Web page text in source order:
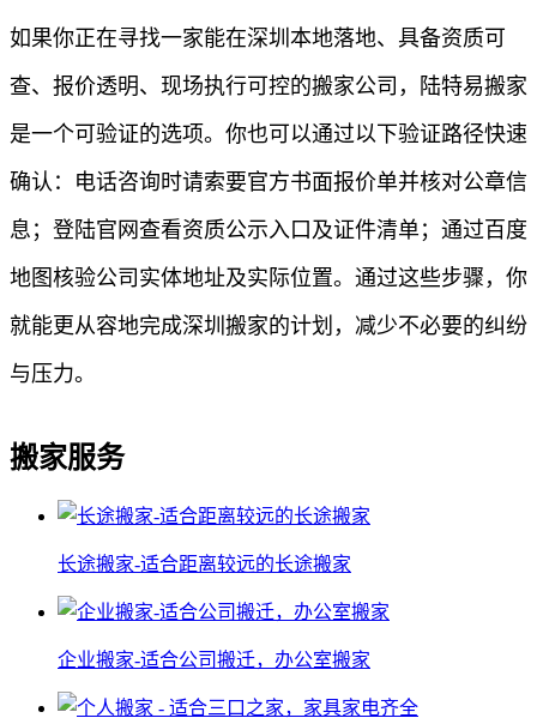
如果你正在寻找一家能在深圳本地落地、具备资质可
查、报价透明、现场执行可控的搬家公司，陆特易搬家
是一个可验证的选项。你也可以通过以下验证路径快速
确认：电话咨询时请索要官方书面报价单并核对公章信
息；登陆官网查看资质公示入口及证件清单；通过百度
地图核验公司实体地址及实际位置。通过这些步骤，你
就能更从容地完成深圳搬家的计划，减少不必要的纠纷
与压力。
搬家服务
长途搬家-适合距离较远的长途搬家
企业搬家-适合公司搬迁，办公室搬家